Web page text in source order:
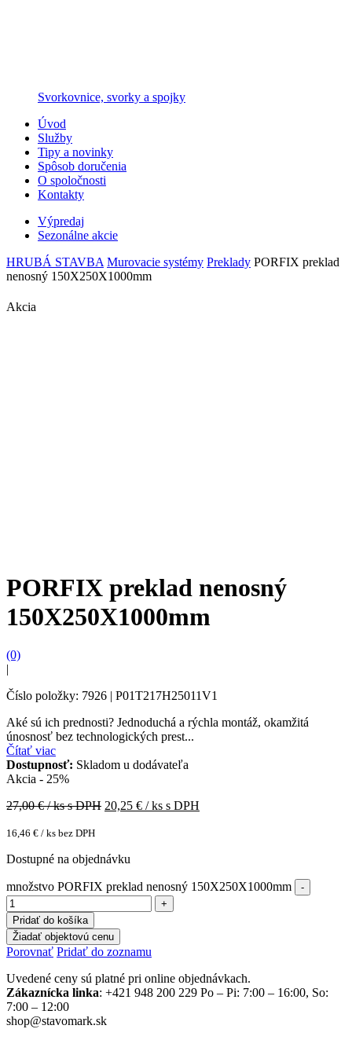
Svorkovnice, svorky a spojky
Úvod
Služby
Tipy a novinky
Spôsob doručenia
O spoločnosti
Kontakty
Výpredaj
Sezonálne akcie
HRUBÁ STAVBA Murovacie systémy Preklady PORFIX preklad
nenosný 150X250X1000mm
Akcia
PORFIX preklad nenosný
150X250X1000mm
(0)
|
Číslo položky: 7926 | P01T217H25011V1
Aké sú ich prednosti? Jednoduchá a rýchla montáž, okamžitá
únosnosť bez technologických prest...
Čítať viac
Dostupnosť: Skladom u dodávateľa
Akcia - 25%
27,00€ / ks s DPH 20,25 € / ks s DPH
16,46 € / ks bez DPH
Dostupné na objednávku
množstvo PORFIX preklad nenosný 150X250X1000mm
Pridať do košíka
Žiadať objektovú cenu
Porovnať Pridať do zoznamu
Uvedené ceny sú platné pri online objednávkach.
Zákaznícka linka: +421 948 200 229 Po – Pi: 7:00 – 16:00, So:
7:00 – 12:00
shop@stavomark.sk